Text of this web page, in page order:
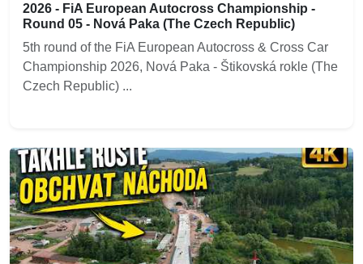
2026 - FiA European Autocross Championship -
Round 05 - Nová Paka (The Czech Republic)
5th round of the FiA European Autocross & Cross Car
Championship 2026, Nová Paka - Štikovská rokle (The
Czech Republic) ...